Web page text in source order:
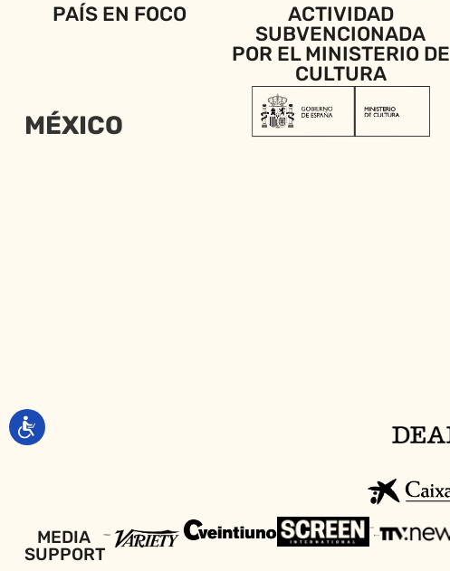
PAÍS EN FOCO
MÉXICO
ACTIVIDAD
SUBVENCIONADA
POR EL MINISTERIO DE
CULTURA
MEDIA
SUPPORT